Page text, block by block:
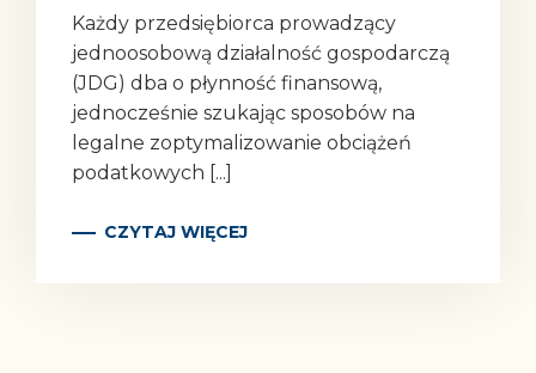
Każdy przedsiębiorca prowadzący
jednoosobową działalność gospodarczą
(JDG) dba o płynność finansową,
jednocześnie szukając sposobów na
legalne zoptymalizowanie obciążeń
podatkowych [...]
CZYTAJ WIĘCEJ